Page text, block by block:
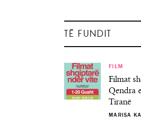
TË FUNDIT
FILM
Filmat
Qendra
Tiranë
MARISA